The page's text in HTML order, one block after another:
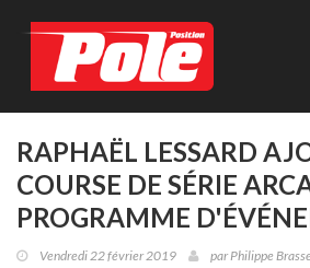
RAPHAËL LESSARD
COURSE DE SÉRIE
PROGRAMME
Vendredi 22 février 2019 parPhilippe